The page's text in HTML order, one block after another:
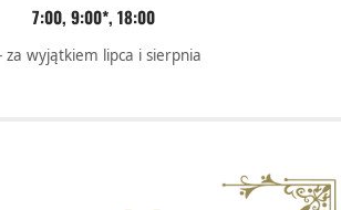
7:00, 9:00*, 18:00
za wyjątkiem lipca i sierpnia